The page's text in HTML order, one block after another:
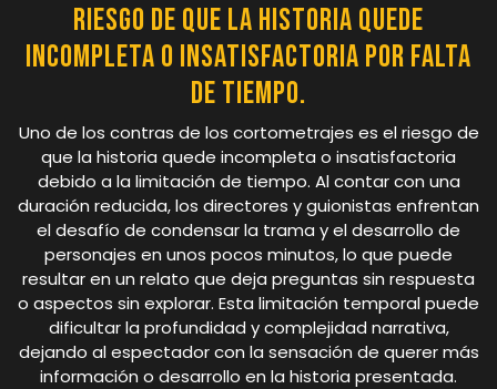
Riesgo de que la historia quede
incompleta o insatisfactoria por falta
de tiempo.
Uno de los contras de los cortometrajes es el riesgo de
que la historia quede incompleta o insatisfactoria
debido a la limitación de tiempo. Al contar con una
duración reducida, los directores y guionistas enfrentan
el desafío de condensar la trama y el desarrollo de
personajes en unos pocos minutos, lo que puede
resultar en un relato que deja preguntas sin respuesta
o aspectos sin explorar. Esta limitación temporal puede
dificultar la profundidad y complejidad narrativa,
dejando al espectador con la sensación de querer más
información o desarrollo en la historia presentada.